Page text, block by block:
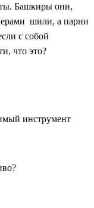
Башкиры они,
шили, а парни
с собой
что это?
инструмент